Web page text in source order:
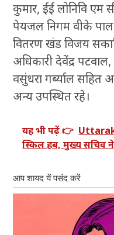
कुमार, ईई लोनिवि एम
पेयजल निगम वीके
वितरण खंड विजय
अधिकारी देवेंद्र
वसुंधरा गर्ब्याल सहित
अन्य उपस्थित रहे।
यह भी पढ़ें 👉
स्किल हब, मुख्य सचिव ने